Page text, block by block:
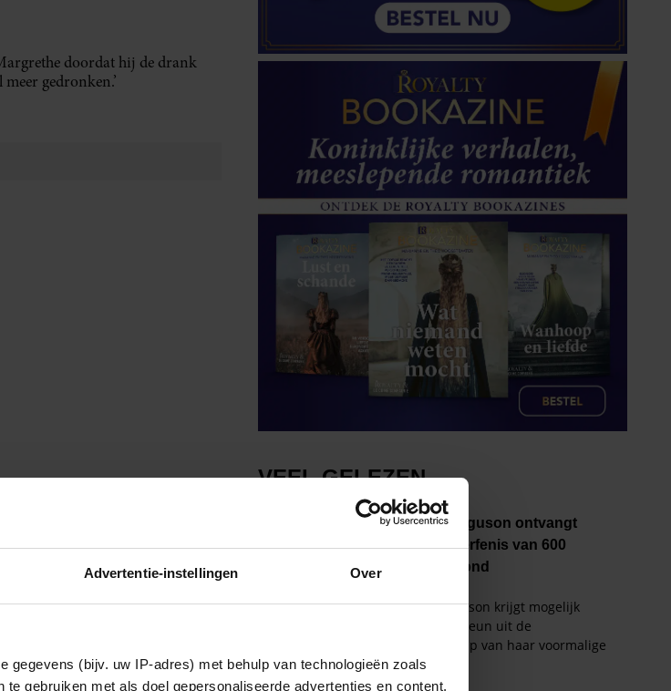
Advertentie-instellingen Over
gegevens (bijv. uw IP-adres) met behulp van technologieën zoals
gebruiken met als doel gepersonaliseerde advertenties en content,
doordat hij de drank
gedronken.’